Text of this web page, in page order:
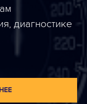
диагностике